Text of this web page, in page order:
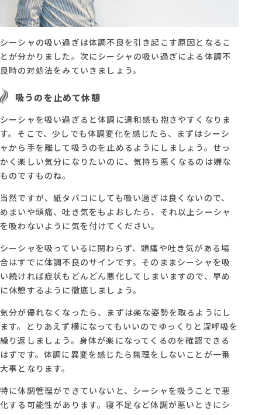
シーシャの吸い過ぎは体調不良を引き起こす原因となるこ
とが分かりました。次にシーシャの吸い過ぎによる体調不
良時の対処法をみていきましょう。
吸うのを止めて休憩
シーシャを吸い過ぎると体調に違和感も抱きやすくなりま
す。そこで、少しでも体調変化を感じたら、まずはシーシ
ャから手を離して吸うのを止めるようにしましょう。せっ
かく楽しい気分になりたいのに、気持ち悪くなるのは嫌な
ものですものね。
当然ですが、紙タバコにしても吸い過ぎは良くないので、
めまいや頭痛、吐き気をもよおしたら、それ以上シーシャ
を吸わないように気を付けてください。
シーシャを吸っているに関わらず、頭痛や吐き気がある場
合はすでに体調不良のサインです。そのままシーシャを吸
い続ければ症状もどんどん悪化してしまいますので、早め
に休憩するように徹底しましょう。
気分が優れなくなったら、まずは楽な姿勢を取るようにし
ます。とりあえず横になってもいいのでゆっくりと深呼吸を
繰り返しましょう。身体が楽になってくるのを確認できる
はずです。体調に異変を感じたら無理をしないことが一番
大事となります。
特に体調管理ができていないと、シーシャを吸うことで悪
化する可能性があります。寝不足など体調が悪いときにシ